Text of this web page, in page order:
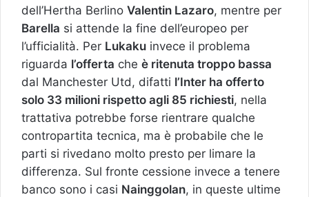
dell’Hertha Berlino Valentin Lazaro, mentre per
Barella si attende la fine dell’europeo per
l’ufficialità. Per Lukaku invece il problema
riguarda l’offerta che è ritenuta troppo bassa
dal Manchester Utd, difatti l’Inter ha offerto
solo 33 milioni rispetto agli 85 richiesti, nella
trattativa potrebbe forse rientrare qualche
contropartita tecnica, ma è probabile che le
parti si rivedano molto presto per limare la
differenza. Sul fronte cessione invece a tenere
banco sono i casi Nainggolan, in queste ultime